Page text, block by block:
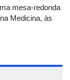
mesa-redonda
Medicina, às
trans, serão